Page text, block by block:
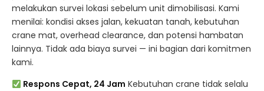
melakukan survei lokasi sebelum unit dimobilisasi. Kami
menilai: kondisi akses jalan, kekuatan tanah, kebutuhan
crane mat, overhead clearance, dan potensi hambatan
lainnya. Tidak ada biaya survei — ini bagian dari komitmen
kami.
Respons Cepat, 24 Jam Kebutuhan crane tidak selalu